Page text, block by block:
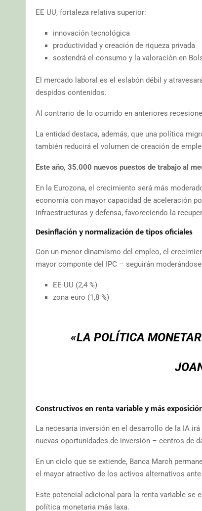
EE UU, fortaleza relativa superior:
innovación tecnológica
productividad y creación de riqueza privada
sostendrá el consumo y la valoración en
El mercado laboral es el eslabón débil y
despidos contenidos.
Al contrario de lo ocurrido en anteriores
La entidad destaca, además, que una política
también reducirá el volumen de creación de
Este año, 35.000 nuevos puestos de trabajo al
En la Eurozona, el crecimiento será más
economía con mayor capacidad de aceleración
infraestructuras y defensa, favoreciendo la
Desinflación y normalización de tipos oficiales
Con un menor dinamismo del empleo, el
mayor componte del IPC – seguirán
EE UU (2,4 %)
zona euro (1,8 %)
«LA POLÍTICA
Constructivos en renta variable y más
La necesaria inversión en el desarrollo de la IA
nuevas oportunidades de inversión – centros de
En un ciclo que se extiende, Banca March
el mayor atractivo de los activos alternativos
Este potencial adicional para la renta variable se
política monetaria más laxa.